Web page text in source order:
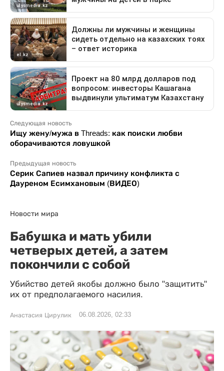
Следующая новость
Ищу жену/мужа в Threads: как поиски любви
оборачиваются ловушкой
Предыдущая новость
Серик Сапиев назвал причину конфликта с
Дауреном Есимхановым (ВИДЕО)
Новости мира
Бабушка и мать убили
четверых детей, а затем
покончили с собой
Убийство детей якобы должно было "защитить"
их от предполагаемого насилия.
Анастасия Цирулик 06.08.2026, 02:33